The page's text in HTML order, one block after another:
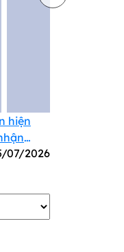
hiện
07/2026